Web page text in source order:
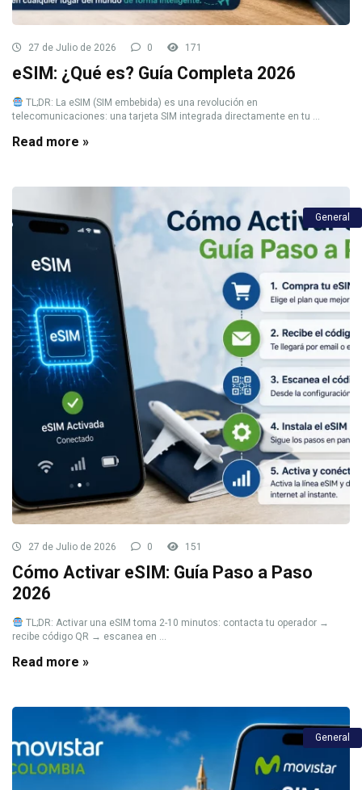
27 de Julio de 2026 0 171
eSIM: ¿Qué es? Guía Completa 2026
TL;DR: La eSIM (SIM embebida) es una revolución en
telecomunicaciones: una tarjeta SIM integrada directamente en tu ...
Read more »
General
27 de Julio de 2026 0 151
Cómo Activar eSIM: Guía Paso a Paso
2026
TL;DR: Activar una eSIM toma 2-10 minutos: contacta tu operador →
recibe código QR → escanea en ...
Read more »
General